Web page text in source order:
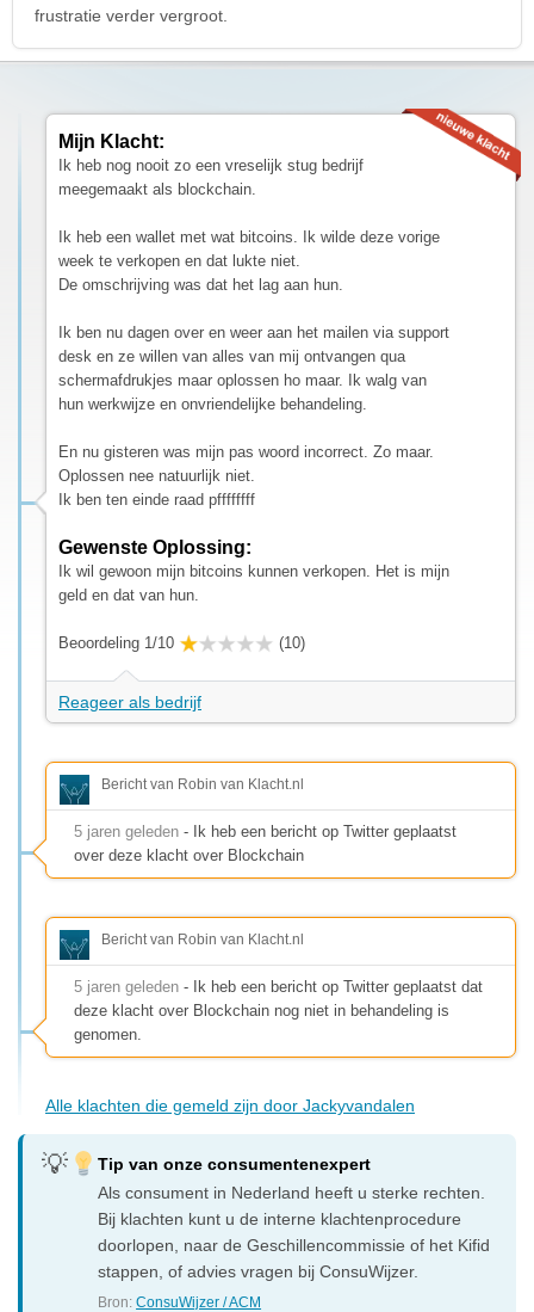
frustratie verder vergroot.
Mijn Klacht:
Ik heb nog nooit zo een vreselijk stug bedrijf
meegemaakt als blockchain.
Ik heb een wallet met wat bitcoins. Ik wilde deze vorige
week te verkopen en dat lukte niet.
De omschrijving was dat het lag aan hun.
Ik ben nu dagen over en weer aan het mailen via support
desk en ze willen van alles van mij ontvangen qua
schermafdrukjes maar oplossen ho maar. Ik walg van
hun werkwijze en onvriendelijke behandeling.
En nu gisteren was mijn pas woord incorrect. Zo maar.
Oplossen nee natuurlijk niet.
Ik ben ten einde raad pffffffff
Gewenste Oplossing:
Ik wil gewoon mijn bitcoins kunnen verkopen. Het is mijn
geld en dat van hun.
Beoordeling 1/10 (10)
Reageer als bedrijf
Bericht van Robin van Klacht.nl
5 jaren geleden - Ik heb een bericht op Twitter geplaatst
over deze klacht over Blockchain
Bericht van Robin van Klacht.nl
5 jaren geleden - Ik heb een bericht op Twitter geplaatst dat
deze klacht over Blockchain nog niet in behandeling is
genomen.
Alle klachten die gemeld zijn door Jackyvandalen
Tip van onze consumentenexpert
Als consument in Nederland heeft u sterke rechten.
Bij klachten kunt u de interne klachtenprocedure
doorlopen, naar de Geschillencommissie of het Kifid
stappen, of advies vragen bij ConsuWijzer.
Bron:ConsuWijzer / ACM